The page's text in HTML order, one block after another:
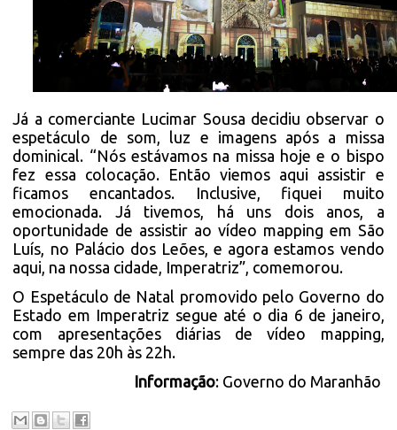
Já a comerciante Lucimar Sousa decidiu observar o
espetáculo de som, luz e imagens após a missa
dominical. “Nós estávamos na missa hoje e o bispo
fez essa colocação. Então viemos aqui assistir e
ficamos encantados. Inclusive, fiquei muito
emocionada. Já tivemos, há uns dois anos, a
oportunidade de assistir ao vídeo mapping em São
Luís, no Palácio dos Leões, e agora estamos vendo
aqui, na nossa cidade, Imperatriz”, comemorou.
O Espetáculo de Natal promovido pelo Governo do
Estado em Imperatriz segue até o dia 6 de janeiro,
com apresentações diárias de vídeo mapping,
sempre das 20h às 22h.
Informação: Governo do Maranhão